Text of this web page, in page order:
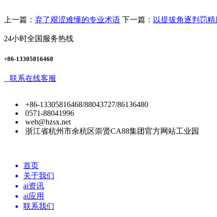
上一篇： 弃了艰涩难懂的专业术语 下一篇： 以提拔角逐判罚
24小时全国服务热线
+86-13305816468
联系在线客服
+86-13305816468/88043727/86136480
0571-88041996
web@hzsx.net
浙江省杭州市余杭区崇贤CA88集团官方网站工业园
首页
关于我们
ai资讯
ai应用
联系我们